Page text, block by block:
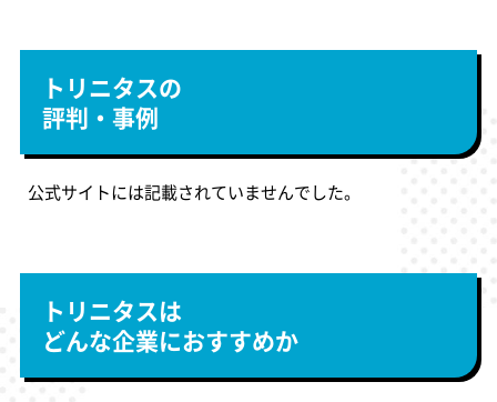
トリニタスの
評判・事例
公式サイトには記載されていませんでした。
トリニタスは
どんな企業におすすめか